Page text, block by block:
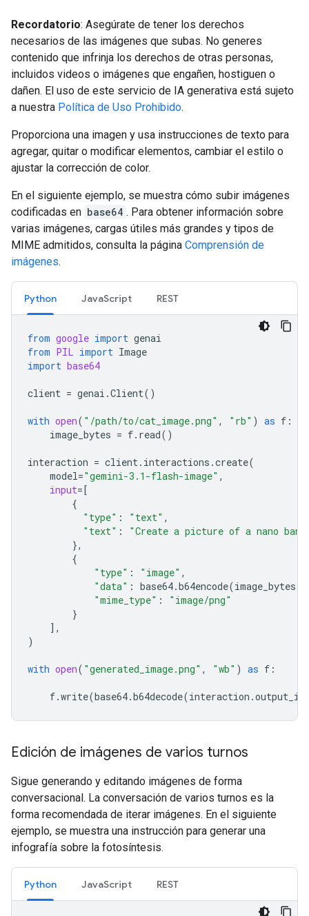
Recordatorio: Asegúrate de tener los derechos
necesarios de las imágenes que subas. No generes
contenido que infrinja los derechos de otras personas,
incluidos videos o imágenes que engañen, hostiguen o
dañen. El uso de este servicio de IA generativa está sujeto
a nuestra Política de Uso Prohibido.
Proporciona una imagen y usa instrucciones de texto para
agregar, quitar o modificar elementos, cambiar el estilo o
ajustar la corrección de color.
En el siguiente ejemplo, se muestra cómo subir imágenes
codificadas en base64 . Para obtener información sobre
varias imágenes, cargas útiles más grandes y tipos de
MIME admitidos, consulta la página Comprensión de
imágenes.
Python JavaScript REST
from google import genai
from PIL import Image
import base64
client = genai .Client()
with open( "/path/to/cat_image.png" , "rb" ) as f :
image_bytes = f. read()
interaction = client. interactions .create(
model="gemini-3.1-flash-image" ,
input=[
{
"type" : "text" ,
"text" :
"Create a picture of a nano
},
{
"type" : "image" ,
"data" : base64.b64encode(image_bytes
"mime_type" :
"image/png"
}
],
)
with open( "generated_image.png" , "wb" ) as f :
f.write(base64.b64decode(interaction .
Edición de imágenes de varios turnos
Sigue generando y editando imágenes de forma
conversacional. La conversación de varios turnos es la
forma recomendada de iterar imágenes. En el siguiente
ejemplo, se muestra una instrucción para generar una
infografía sobre la fotosíntesis.
Python JavaScript REST